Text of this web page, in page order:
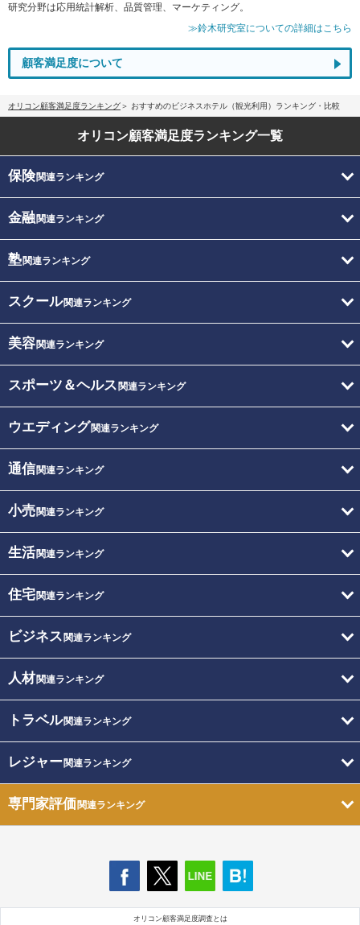
研究分野は応用統計解析、品質管理、マーケティング。
≫鈴木研究室についての詳細はこちら
顧客満足度について
オリコン顧客満足度ランキング おすすめのビジネスホテル（観光利用）ランキング・比較
オリコン顧客満足度ランキング一覧
保険関連ランキング
金融関連ランキング
塾関連ランキング
スクール関連ランキング
美容関連ランキング
スポーツ＆ヘルス 関連ランキング
ウエディング関連ランキング
通信関連ランキング
小売関連ランキング
生活関連ランキング
住宅関連ランキング
ビジネス 関連ランキング
人材関連ランキング
トラベル関連ランキング
レジャー関連ランキング
専門家評価関連ランキング
オリコン顧客満足度調査とは